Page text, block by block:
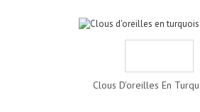
Clous D'oreilles En